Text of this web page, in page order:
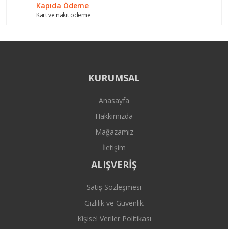
Kapıda Ödeme
Kart ve nakit ödeme
KURUMSAL
Anasayfa
Hakkımızda
Mağazamız
İletişim
ALIŞVERİŞ
Satış Sözleşmesi
Gizlilik ve Güvenlik
Kişisel Veriler Politikası